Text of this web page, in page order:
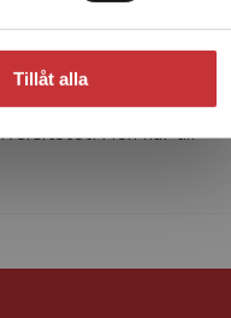
Tillåt alla
och verksam som
och lärare på Centrum för
Relationer (CER) vid
Hon har t...